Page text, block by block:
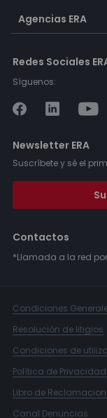
Agencias ERA
Redes Sociales
Síguenos:
Newsletter ERA
Suscríbete y sé el
Contactos
*Llamada a la red
Condiciones
Resolución de litigios
Condiciones de
Política de Privacidad
Libro de
Canal Denuncias